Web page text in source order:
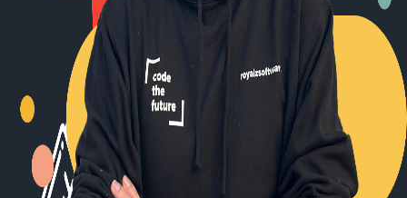
Back to Blog
Posts tagged with# frontend-architecture
Advent Calendar #15 - Angular Dependency
Injection